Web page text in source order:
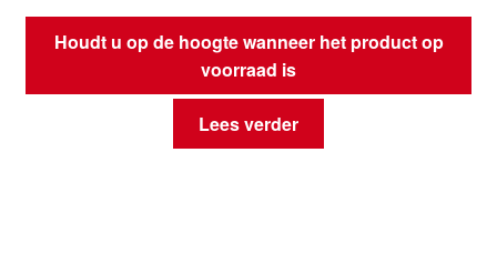
Houdt u op de hoogte wanneer het product op
voorraad is
Lees verder